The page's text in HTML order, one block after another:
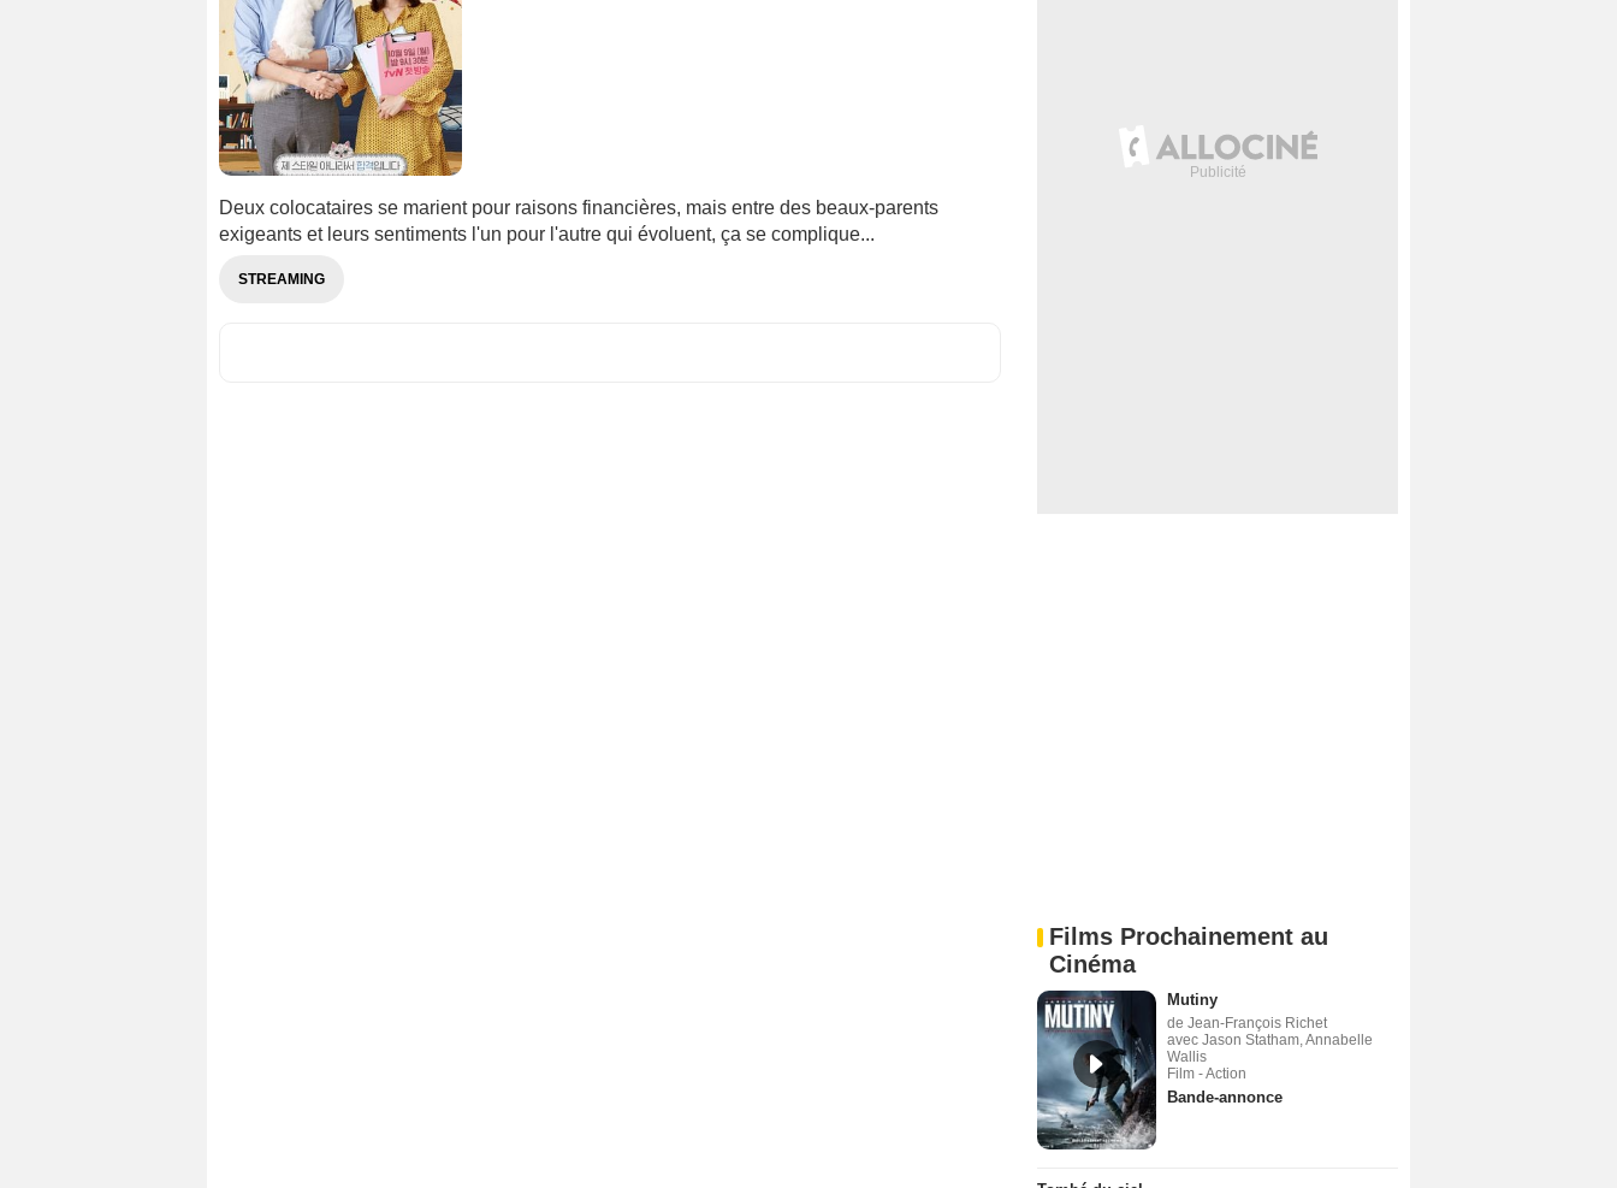
Deux colocataires se marient pour raisons financières, mais entre des beaux-parents
exigeants et leurs sentiments l'un pour l'autre qui évoluent, ça se complique...
STREAMING
Films Prochainement au
Cinéma
Mutiny
de Jean-François Richet
avec Jason Statham, Annabelle
Wallis
Film - Action
Bande-annonce